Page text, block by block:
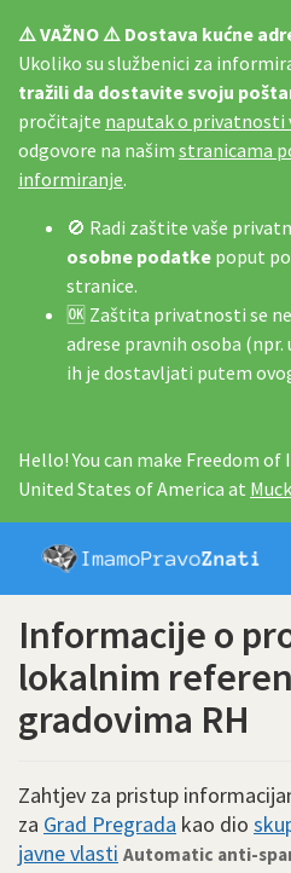
⚠️ VAŽNO ⚠️ Dostava kućne
Ukoliko su službenici za
tražili da dostavite svoju
pročitajte naputak o privatnosti
odgovore na našim stranicama
informiranje.
🚫 Radi zaštite vaše
osobne podatke poput
stranice.
🆗 Zaštita privatnosti se
adrese pravnih osoba
ih je dostavljati putem
Hello! You can make Freedom
United States of America at
Informacije o
lokalnim
gradovima RH
Zahtjev za pristup
za Grad Pregrada kao dio
javne vlasti Automatic anti-